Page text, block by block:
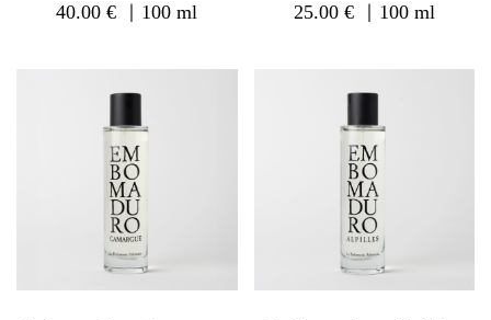
40.00€ ｜100 ml 25.00 € ｜100 ml